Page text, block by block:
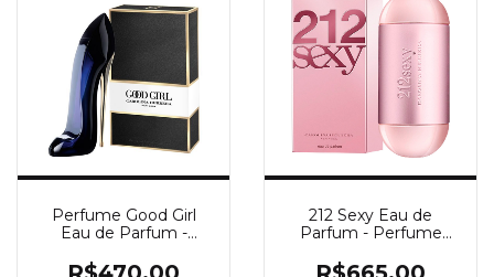
Perfume Good Girl
Eau de Parfum -
Carolina Herrera
212 Sexy Eau de
Parfum - Perfume
Herrera